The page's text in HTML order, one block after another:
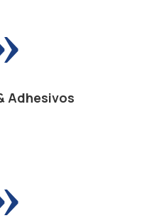
Adhesivos